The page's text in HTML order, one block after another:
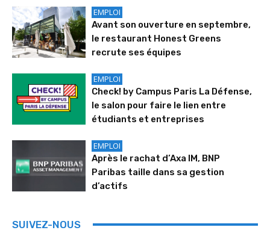
EMPLOI
Avant son ouverture en septembre,
le restaurant Honest Greens
recrute ses équipes
EMPLOI
Check! by Campus Paris La Défense,
le salon pour faire le lien entre
étudiants et entreprises
EMPLOI
Après le rachat d’Axa IM, BNP
Paribas taille dans sa gestion
d’actifs
SUIVEZ-NOUS